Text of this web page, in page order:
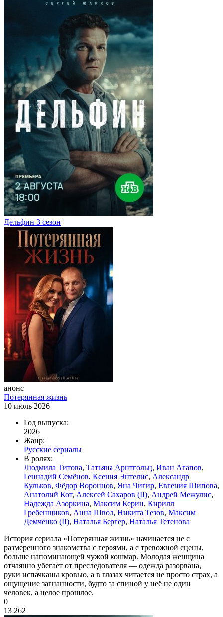
Дельфин 3 сезон
анонс
Потерянная жизнь
10 июль 2026
Год выпуска:
2026
Жанр:
Русские сериалы
В ролях:
Людмила Титова, Татьяна Арнтгольц, Иван Агапов,
Геннадий Семёнов, Ксения Энтелис, Александр
Кульков, Фёдор Воронцов, Яна Чигир, Евгения Шипова,
Анатолий Кот, Алексей Сахаров (II), Андрей Межулис,
Надежда Азоркина, Максим Керин, Кирилл
Гребенщиков, Анна Швол, Никита Тезов, Максим
Демченко (II), Наталья Бергер, Наталья Тетенова
История сериала «Потерянная жизнь» начинается не с
размеренного знакомства с героями, а с тревожной сцены,
больше напоминающей чужой кошмар. Молодая женщина
отчаянно убегает от преследователя — одежда разорвана,
руки испачканы кровью, а в глазах читается не просто страх, а
ощущение загнанности, будто за спиной у неё не один
человек, а целое прошлое.
0
13 262